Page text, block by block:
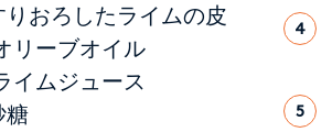
りおろしたライムの皮
リーブオイル
イムジュース
糖
4
5